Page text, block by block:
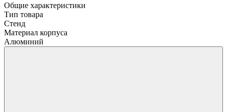
Общие характеристики
Тип товара
Стенд
Материал корпуса
Алюминий